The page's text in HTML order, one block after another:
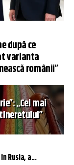
după ce
varianta
românii”
„Cel mai
Rusia, a...